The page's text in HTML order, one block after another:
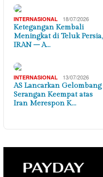
INTERNASIONAL 18/07/2026
Ketegangan Kembali
Meningkat di Teluk Persia,
IRAN – A…
INTERNASIONAL 13/07/2026
AS Lancarkan Gelombang
Serangan Keempat atas
Iran Merespon K…